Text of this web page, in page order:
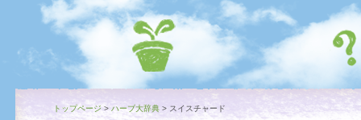
トップページ> ハーブ大辞典 > スイスチャード